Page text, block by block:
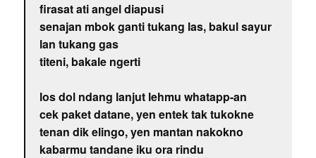
firasat ati angel diapusi
senajan mbok ganti tukang las, bakul sayur
lan tukang gas
titeni, bakale ngerti
los dol ndang lanjut lehmu whatapp-an
cek paket datane, yen entek tak tukokne
tenan dik elingo, yen mantan nakokno
kabarmu tandane iku ora rindu